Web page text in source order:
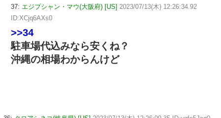
37: エジプシャン・マウ(大阪府) [US] 2023/07/13(木) 12:26:34.92
ID:XCjq6AXs0
>>34
駐車場代込みなら安くね？
沖縄の相場わからんけど